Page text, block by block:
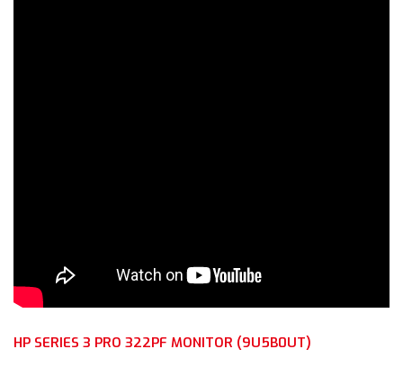
HP SERIES 3 PRO 322PF MONITOR (9U5B0UT)